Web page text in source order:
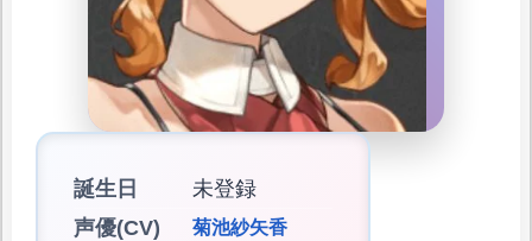
誕生日
未登録
声優(CV)
菊池紗矢香